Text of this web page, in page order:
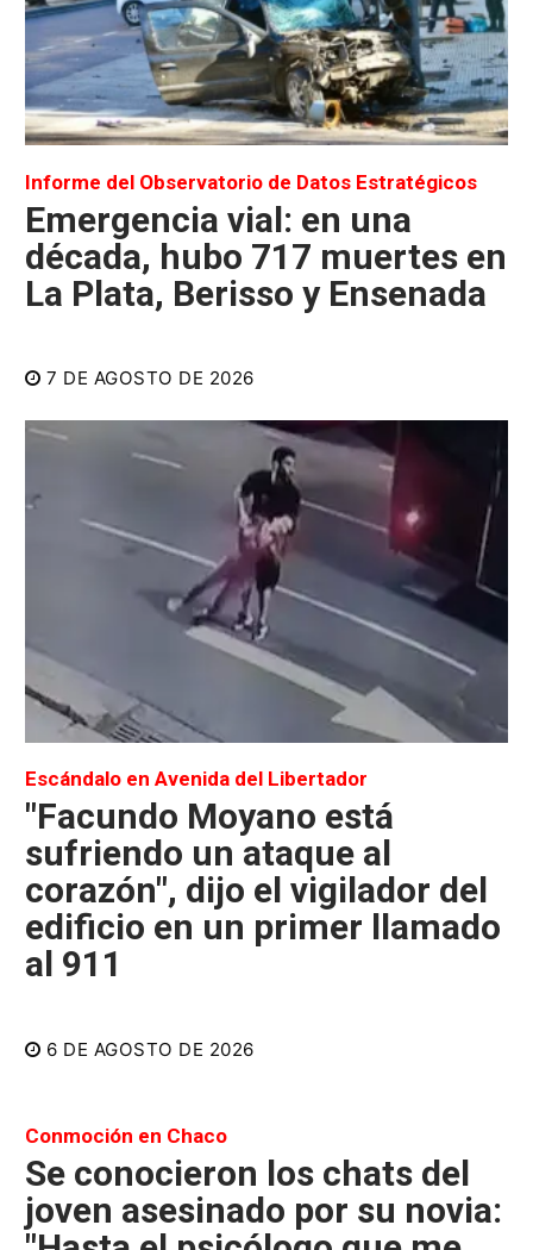
Informe del Observatorio de Datos Estratégicos
Emergencia vial: en una
década, hubo 717 muertes en
La Plata, Berisso y Ensenada
7 DE AGOSTO DE 2026
Escándalo en Avenida del Libertador
"Facundo Moyano está
sufriendo un ataque al
corazón", dijo el vigilador del
edificio en un primer llamado
al 911
6 DE AGOSTO DE 2026
Conmoción en Chaco
Se conocieron los chats del
joven asesinado por su novia: